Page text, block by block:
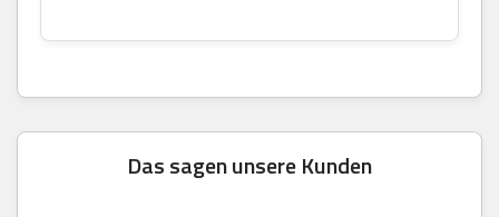
Das sagen unsere Kunden